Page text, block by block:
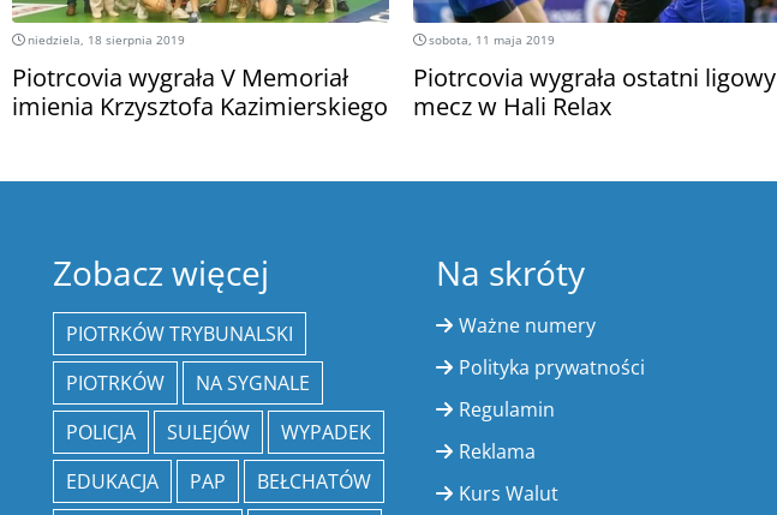
niedziela, 18 sierpnia 2019
Piotrcovia wygrała V Memoriał
imienia Krzysztofa Kazimierskiego
sobota, 11 maja 2019
Piotrcovia wygrała ostatni ligowy
mecz w Hali Relax
Zobacz więcej
PIOTRKÓW TRYBUNALSKI
PIOTRKÓW
NA SYGNALE
POLICJA
SULEJÓW
WYPADEK
EDUKACJA
PAP
BEŁCHATÓW
Na skróty
Ważne numery
Polityka prywatności
Regulamin
Reklama
Kurs Walut